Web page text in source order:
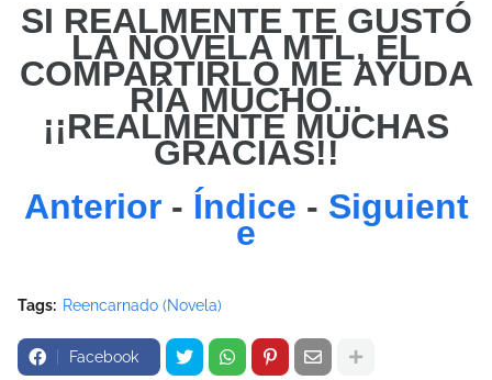
SI REALMENTE TE GUSTÓ
LA NOVELA MTL, EL
COMPARTIRLO ME AYUDA
RÍA MUCHO...
¡¡REALMENTE MUCHAS
GRACIAS!!
Anterior - Índice - Siguient
e
Tags: Reencarnado (Novela)
Facebook